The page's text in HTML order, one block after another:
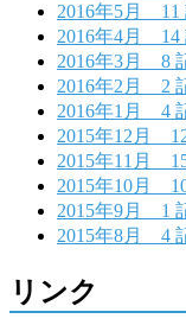
2016年5月 11
2016年4月 14
2016年3月 8
2016年2月 2
2016年1月 4
2015年12月
2015年11月
2015年10月
2015年9月 1
2015年8月 4
リンク